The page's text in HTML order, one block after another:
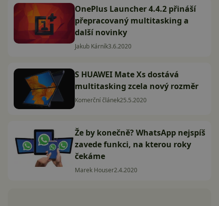
OnePlus Launcher 4.4.2 přináší
přepracovaný multitasking a
další novinky
Jakub Kárník3.6.2020
S HUAWEI Mate Xs dostává
multitasking zcela nový rozměr
Komerční článek25.5.2020
Že by konečně? WhatsApp nejspíš
zavede funkci, na kterou roky
čekáme
Marek Houser2.4.2020